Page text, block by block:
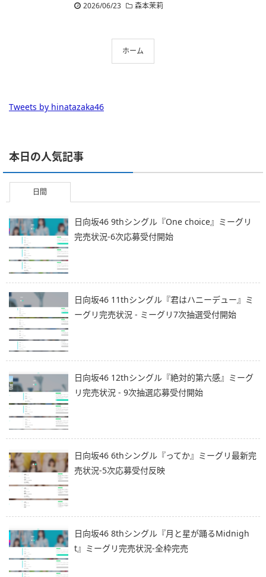
2026/06/23
森本茉莉
ホーム
Tweets by hinatazaka46
本日の人気記事
日間
日向坂46 9thシングル『One choice』ミーグリ
完売状況-6次応募受付開始
日向坂46 11thシングル『君はハニーデュー』ミ
ーグリ完売状況 - ミーグリ7次抽選受付開始
日向坂46 12thシングル『絶対的第六感』ミーグ
リ完売状況 - 9次抽選応募受付開始
日向坂46 6thシングル『ってか』ミーグリ最新完
売状況-5次応募受付反映
日向坂46 8thシングル『月と星が踊るMidnigh
t』ミーグリ完売状況-全枠完売